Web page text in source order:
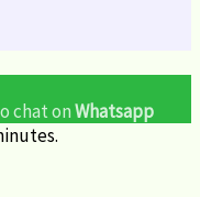
chat onWhatsapp